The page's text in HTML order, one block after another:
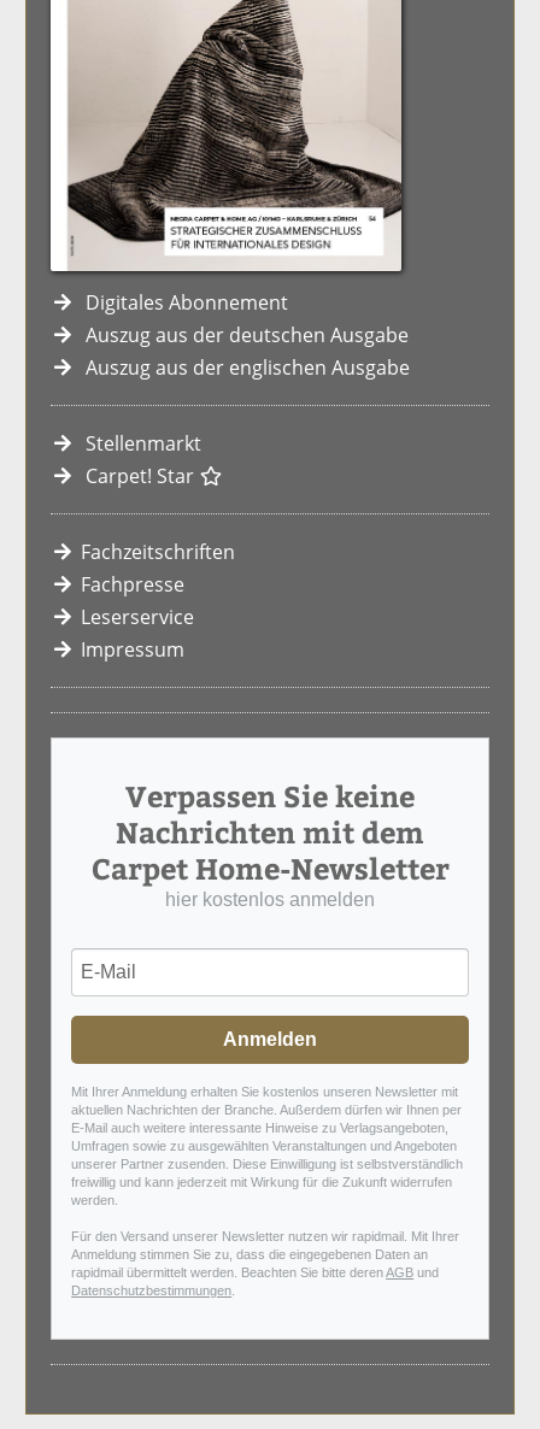
Digitales Abonnement
Auszug aus der deutschen Ausgabe
Auszug aus der englischen Ausgabe
Stellenmarkt
Carpet! Star
Fachzeitschriften
Fachpresse
Leserservice
Impressum
Verpassen Sie keine
Nachrichten mit dem
Carpet Home-Newsletter
hier kostenlos anmelden
Anmelden
Mit Ihrer Anmeldung erhalten Sie kostenlos unseren Newsletter mit
aktuellen Nachrichten der Branche. Außerdem dürfen wir Ihnen per
E-Mail auch weitere interessante Hinweise zu Verlagsangeboten,
Umfragen sowie zu ausgewählten Veranstaltungen und Angeboten
unserer Partner zusenden. Diese Einwilligung ist selbstverständlich
freiwillig und kann jederzeit mit Wirkung für die Zukunft widerrufen
werden.
Für den Versand unserer Newsletter nutzen wir rapidmail. Mit Ihrer
Anmeldung stimmen Sie zu, dass die eingegebenen Daten an
rapidmail übermittelt werden. Beachten Sie bitte derenAGB und
Datenschutzbestimmungen